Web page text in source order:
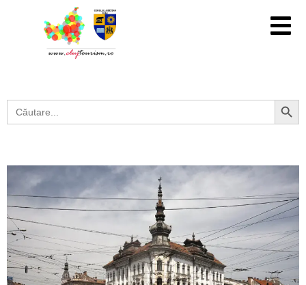
Search
for:
Search Button